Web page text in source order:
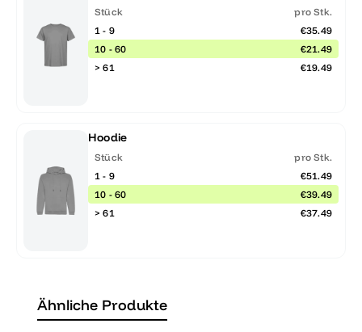
Stück
pro Stk.
1 - 9
€35.49
10 - 60
€21.49
> 61
€19.49
Hoodie
Stück
pro Stk.
1 - 9
€51.49
10 - 60
€39.49
> 61
€37.49
Ähnliche Produkte